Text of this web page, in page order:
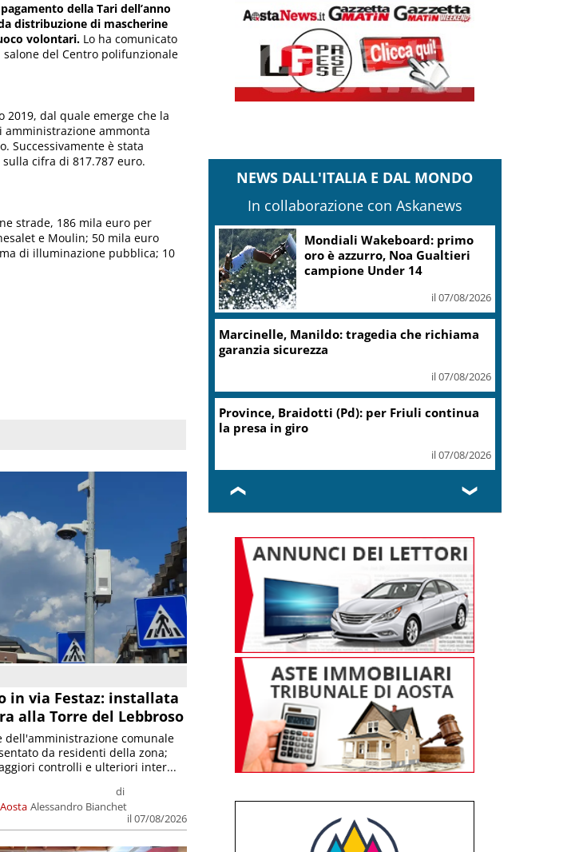
della Tari dell’anno
distribuzione di mascherine
volontari. Lo ha comunicato
del Centro polifunzionale
2019, dal quale emerge che la
amministrazione ammonta
Successivamente è stata
cifra di 817.787 euro.
strade, 186 mila euro per
e Moulin; 50 mila euro
di illuminazione pubblica; 10
in via Festaz: installata
alla Torre del Lebbroso
Aosta
di
Alessandro Bianchet
il 07/08/2026
dell'amministrazione comunale
da residenti della zona;
controlli e ulteriori inter...
NEWS DALL'ITALIA E DAL MONDO
In collaborazione con Askanews
Mondiali Wakeboard: primo
oro è azzurro, Noa Gualtieri
campione Under 14
il 07/08/2026
Marcinelle, Manildo: tragedia che richiama
garanzia sicurezza
il 07/08/2026
Province, Braidotti (Pd): per Friuli continua
la presa in giro
il 07/08/2026
❮ ❯